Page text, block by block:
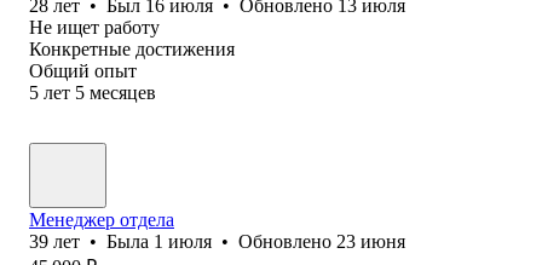
28 лет • Был 16 июля • Обновлено 13 июля
Не ищет работу
Конкретные достижения
Общий опыт
5 лет 5 месяцев
Менеджер отдела
39 лет • Была 1 июля • Обновлено 23 июня